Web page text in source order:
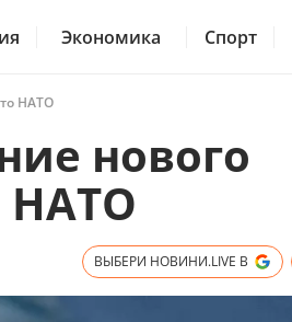
Экономика Спорт
НАТО
нового
НАТО
ВЫБЕРИ НОВИНИ.LIVE В